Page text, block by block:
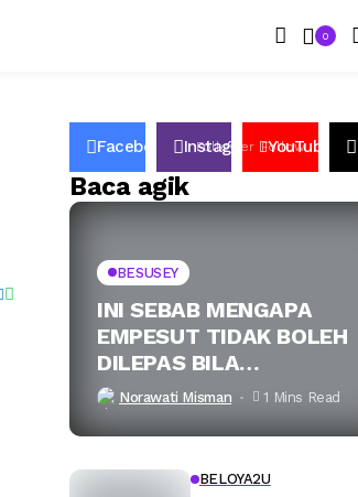
0
Facebook 50KFollower
InstagramFollow
YouTube 2.6k
Baca agik
BESUSEY
INI SEBAB MENGAPA
EMPESUT TIDAK BOLEH
DILEPAS BILA
TERSANGKUT JARING
Norawati Misman 1 Mins Read
BELOYA2U